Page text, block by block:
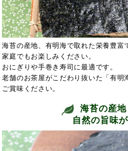
海苔の産地、有明海で取れた栄養豊富
家庭でもお楽しみください。
おにぎりや手巻き寿司に最適です。
老舗のお茶屋がこだわり抜いた「有
ご賞味ください。
海苔の産
自然の旨味